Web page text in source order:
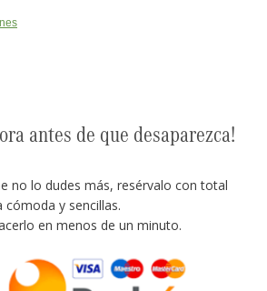
antes de que desaparezca!
no lo dudes más, resérvalo con total
cómoda y sencillas.
en menos de un minuto.